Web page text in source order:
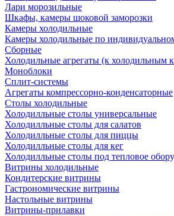
Лари морозильные
Шкафы, камеры шоковой заморозки
Камеры холодильные
Камеры холодильные по
Сборные
Холодильные агрегаты (к холодильным
Моноблоки
Сплит-системы
Агрегаты компрессорно-конденсаторные
Столы холодильные
Холодилльные столы универсальные
Холодилльные столы для салатов
Холодилльные столы для пиццы
Холодилльные столы для кег
Холодилльные столы под тепловое
Витрины холодильные
Кондитерские витрины
Гастрономические витрины
Настольные витрины
Витрины-прилавки